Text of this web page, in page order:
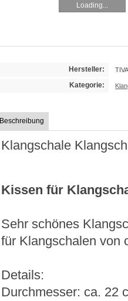
Loading...
Hersteller:
Kategorie:
Beschreibung
Klangschale
Kissen für
Sehr schönes
für Klangschalen von
Details:
Durchmesser: ca. 22